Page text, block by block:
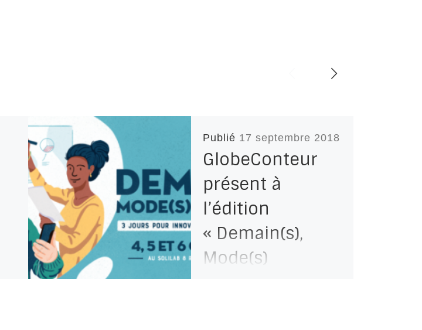
Publié 17 septembre 2018
GlobeConteur
présent à
l’édition
« Demain(s),
Mode(s)